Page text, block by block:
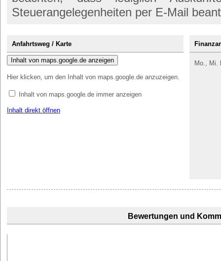
Steuerangelegenheiten per E-Mail
Anfahrtsweg / Karte
Inhalt von maps.google.de anzeigen
Hier klicken, um den Inhalt von maps.google.de anzuzeigen.
Inhalt von maps.google.de immer anzeigen
Inhalt direkt öffnen
Mo., Mi.
Bewertungen und